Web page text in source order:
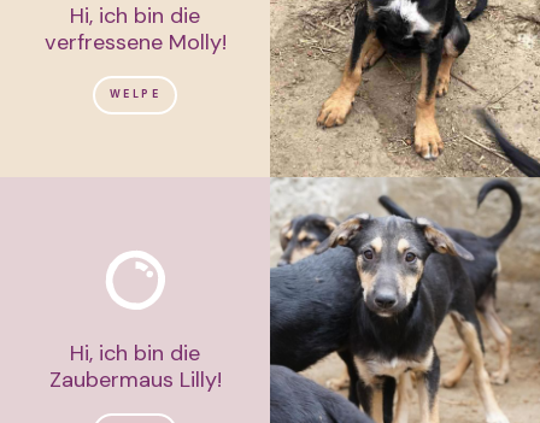
Hi, ich bin die
verfressene Molly!
WELPE
Hi, ich bin die
Zaubermaus Lilly!